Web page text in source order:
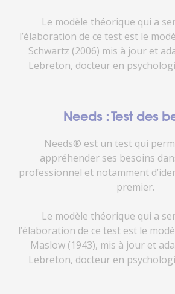
Le modèle théorique qui a
l’élaboration de ce test est le
Schwartz (2006) mis à jour et
Lebreton, docteur en
Needs : Test des
Needs® est un test qui
appréhender ses besoins
professionnel et notamment
premier.
Le modèle théorique qui a
l’élaboration de ce test est le
Maslow (1943), mis à jour et
Lebreton, docteur en